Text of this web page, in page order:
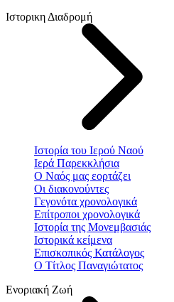
Ιστορικη Διαδρομή
Ιστορία του Ιερού Ναού
Ιερά Παρεκκλήσια
Ο Ναός μας εορτάζει
Οι διακονούντες
Γεγονότα χρονολογικά
Επίτροποι χρονολογικά
Ιστορία της Μονεμβασιάς
Ιστορικά κείμενα
Επισκοπικός Κατάλογος
Ο Τίτλος Παναγιώτατος
Ενοριακή Ζωή